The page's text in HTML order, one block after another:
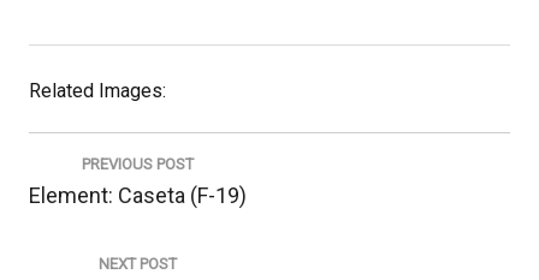
Related Images:
Navegació
d'entrades
PREVIOUS POST
Previous
Element: Caseta (F-19)
NEXT POST